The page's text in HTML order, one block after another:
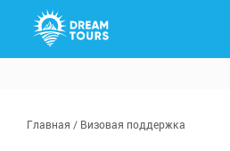
Главная / Визовая поддержка